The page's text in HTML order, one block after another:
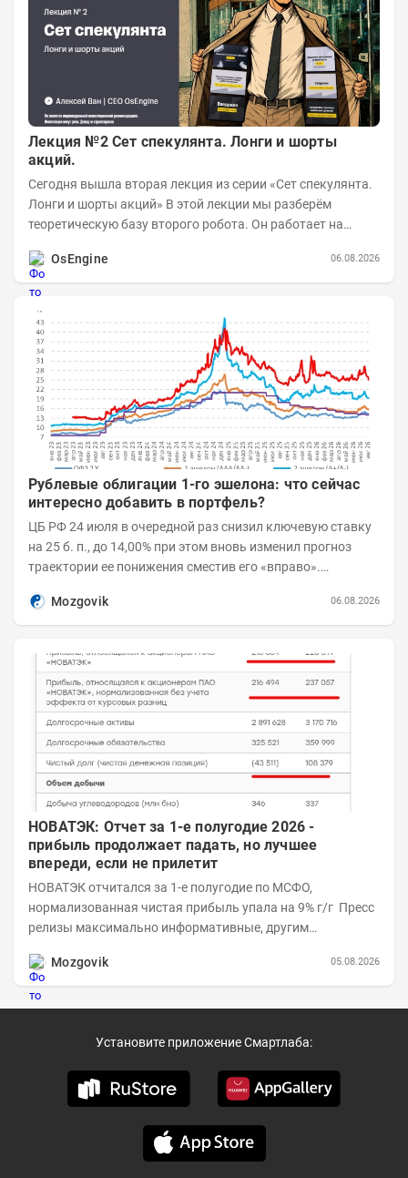
Лекция №2 Сет спекулянта. Лонги и шорты
акций.
Сегодня вышла вторая лекция из серии «Сет спекулянта.
Лонги и шорты акций» В этой лекции мы разберём
теоретическую базу второго робота. Он работает на
OsEngine
06.08.2026
Рублевые облигации 1-го эшелона: что сейчас
интересно добавить в портфель?
ЦБ РФ 24 июля в очередной раз снизил ключевую ставку
на 25 б. п., до 14,00% при этом вновь изменил прогноз
траектории ее понижения сместив его «вправо».
Mozgovik
06.08.2026
НОВАТЭК: Отчет за 1-е полугодие 2026 -
прибыль продолжает падать, но лучшее
впереди, если не прилетит
НОВАТЭК отчитался за 1-е полугодие по МСФО,
нормализованная чистая прибыль упала на 9% г/г Пресс
релизы максимально информативные, другим
Mozgovik
05.08.2026
Установите приложение Смартлаба: